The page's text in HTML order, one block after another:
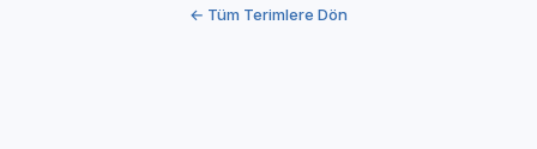
← Tüm Terimlere Dön